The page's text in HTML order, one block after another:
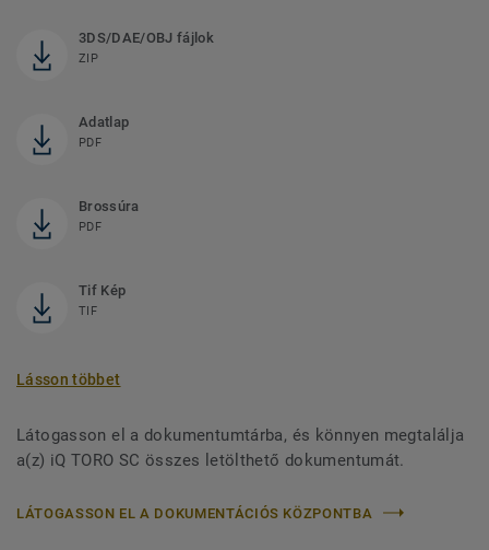
3DS/DAE/OBJ fájlok
ZIP
Adatlap
PDF
Brossúra
PDF
Tif Kép
TIF
Lásson többet
Látogasson el a dokumentumtárba, és könnyen megtalálja
a(z) iQ TORO SC összes letölthető dokumentumát.
LÁTOGASSON EL A DOKUMENTÁCIÓS KÖZPONTBA